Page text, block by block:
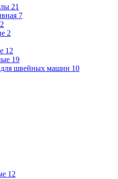
21
7
2
12
19
швейных машин 10
12